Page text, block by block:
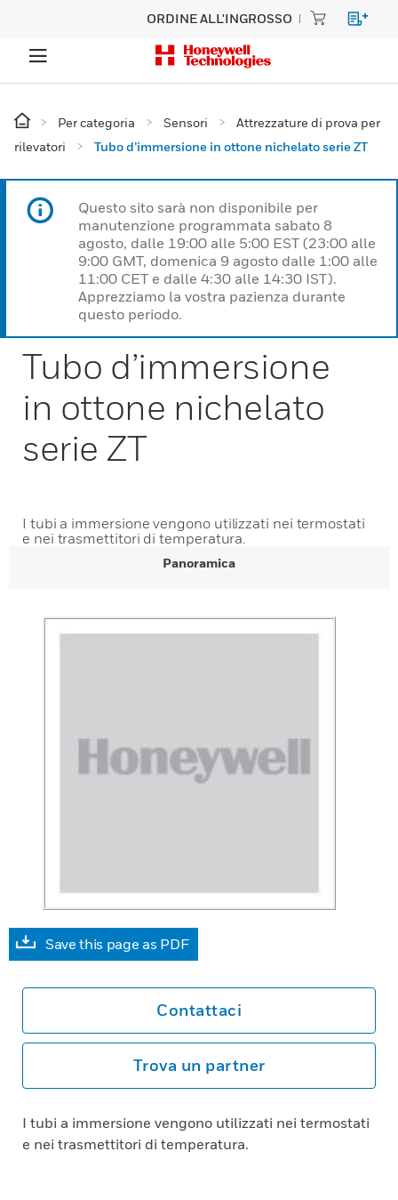
ORDINE ALL'INGROSSO
Per categoria Sensori
Attrezzature di prova per
rilevatori
Tubo d’immersione in ottone nichelato serie ZT
Questo sito sarà non disponibile per
manutenzione programmata sabato 8
agosto, dalle 19:00 alle 5:00 EST (23:00 alle
9:00 GMT, domenica 9 agosto dalle 1:00 alle
11:00 CET e dalle 4:30 alle 14:30 IST).
Apprezziamo la vostra pazienza durante
questo periodo.
Tubo d’immersione
in ottone nichelato
serie ZT
I tubi a immersione vengono utilizzati nei termostati
e nei trasmettitori di temperatura.
Panoramica
Save this page as PDF
Contattaci
Trova un partner
I tubi a immersione vengono utilizzati nei termostati
e nei trasmettitori di temperatura.